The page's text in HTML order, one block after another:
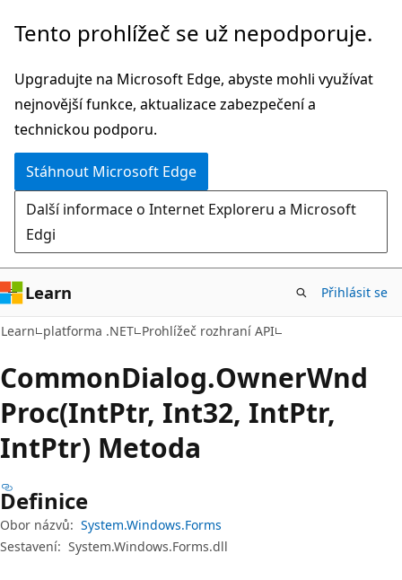
Přeskočit
hlavní
obsah
Přeskočit
navigaci
na
stránce
Tento prohlížeč se už nepodporuje.
Upgradujte na Microsoft Edge, abyste mohli využívat
nejnovější funkce, aktualizace zabezpečení a
technickou podporu.
Stáhnout Microsoft Edge
Další informace o Internet Exploreru a Microsoft
Edgi
Learn Přihlásit se
Learn platforma .NET Prohlížeč rozhraní API
CommonDialog.OwnerWnd
Proc(IntPtr, Int32, IntPtr,
IntPtr) Metoda
Definice
Obor názvů: System.Windows.Forms
Sestavení: System.Windows.Forms.dll